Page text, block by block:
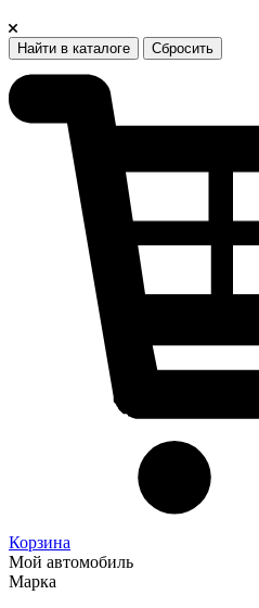
Найти в каталоге Сбросить
Корзина
Мой автомобиль
Марка